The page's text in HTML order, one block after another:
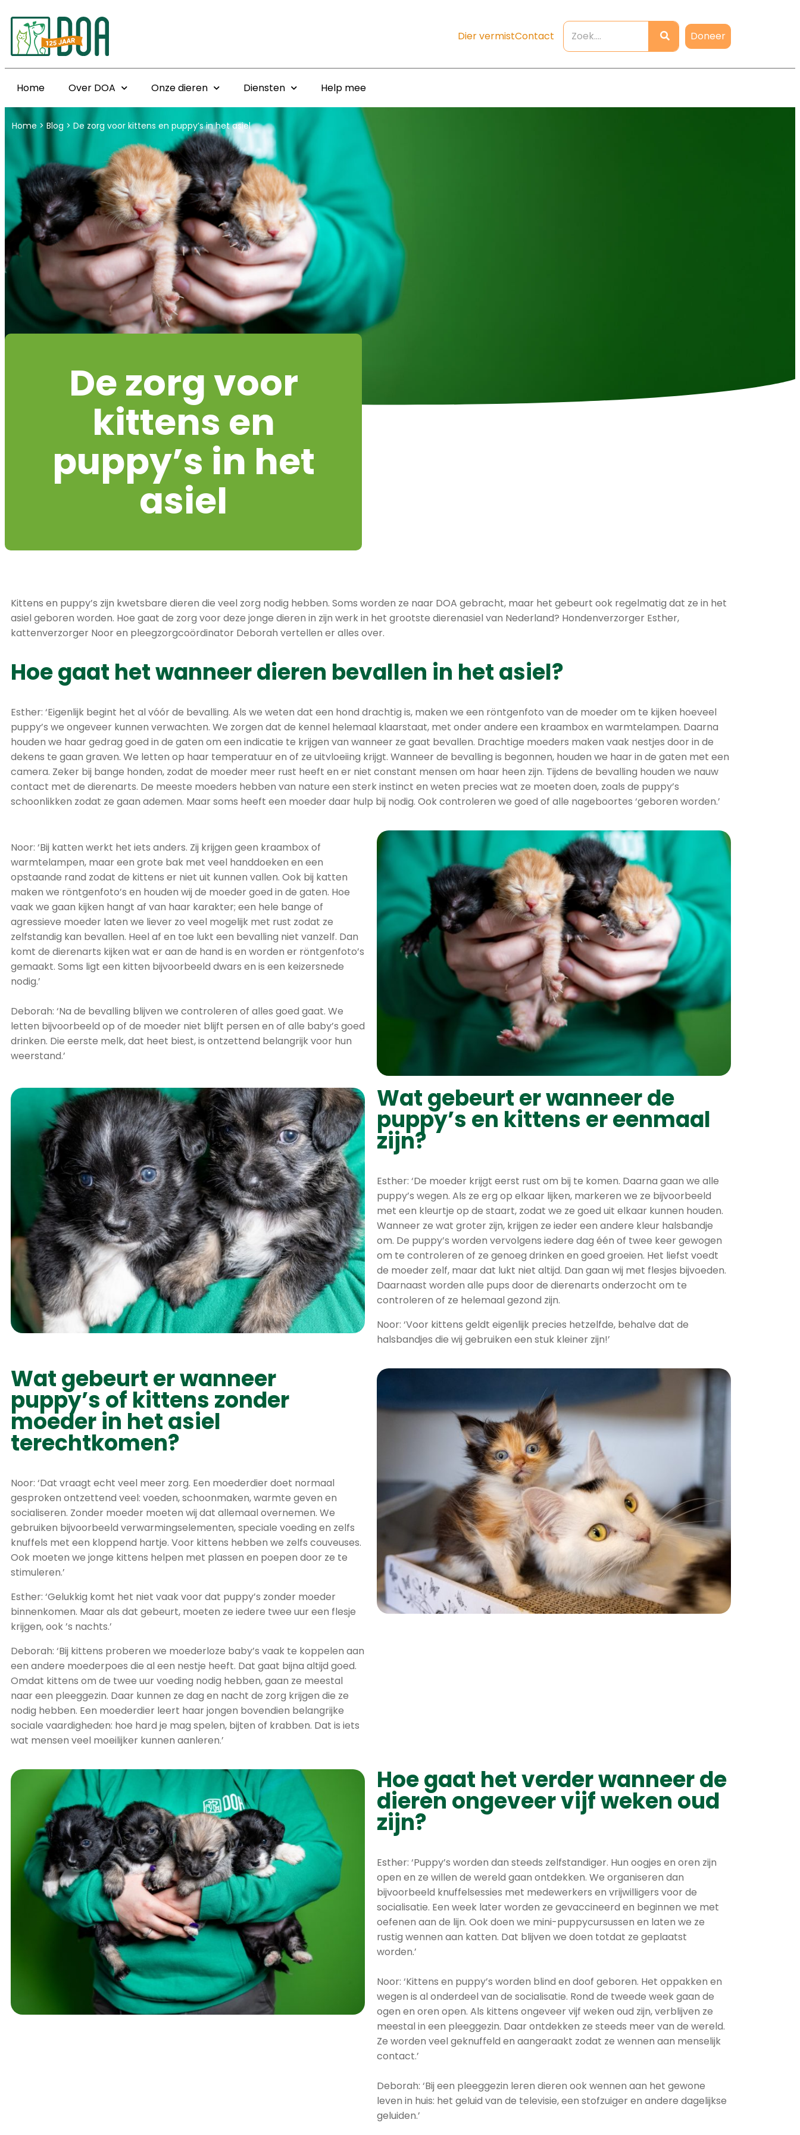
Dier vermistContact Doneer
Home Over DOA Onze dieren Diensten Help mee
Home > Blog > De zorg voor kittens en puppy’s in het asiel
De zorg voor
kittens en
puppy’s in het
asiel
Kittens en puppy’s zijn kwetsbare dieren die veel zorg nodig hebben. Soms worden ze naar DOA gebracht, maar het gebeurt ook regelmatig dat ze in het
asiel geboren worden. Hoe gaat de zorg voor deze jonge dieren in zijn werk in het grootste dierenasiel van Nederland? Hondenverzorger Esther,
kattenverzorger Noor en pleegzorgcoördinator Deborah vertellen er alles over.
Hoe gaat het wanneer dieren bevallen in het asiel?
Esther: ‘Eigenlijk begint het al vóór de bevalling. Als we weten dat een hond drachtig is, maken we een röntgenfoto van de moeder om te kijken hoeveel
puppy’s we ongeveer kunnen verwachten. We zorgen dat de kennel helemaal klaarstaat, met onder andere een kraambox en warmtelampen. Daarna
houden we haar gedrag goed in de gaten om een indicatie te krijgen van wanneer ze gaat bevallen. Drachtige moeders maken vaak nestjes door in de
dekens te gaan graven. We letten op haar temperatuur en of ze uitvloeiing krijgt. Wanneer de bevalling is begonnen, houden we haar in de gaten met een
camera. Zeker bij bange honden, zodat de moeder meer rust heeft en er niet constant mensen om haar heen zijn. Tijdens de bevalling houden we nauw
contact met de dierenarts. De meeste moeders hebben van nature een sterk instinct en weten precies wat ze moeten doen, zoals de puppy’s
schoonlikken zodat ze gaan ademen. Maar soms heeft een moeder daar hulp bij nodig. Ook controleren we goed of alle nageboortes ‘geboren worden.’
Noor: ‘Bij katten werkt het iets anders. Zij krijgen geen kraambox of
warmtelampen, maar een grote bak met veel handdoeken en een
opstaande rand zodat de kittens er niet uit kunnen vallen. Ook bij katten
maken we röntgenfoto’s en houden wij de moeder goed in de gaten. Hoe
vaak we gaan kijken hangt af van haar karakter; een hele bange of
agressieve moeder laten we liever zo veel mogelijk met rust zodat ze
zelfstandig kan bevallen. Heel af en toe lukt een bevalling niet vanzelf. Dan
komt de dierenarts kijken wat er aan de hand is en worden er röntgenfoto’s
gemaakt. Soms ligt een kitten bijvoorbeeld dwars en is een keizersnede
nodig.’
Deborah: ‘Na de bevalling blijven we controleren of alles goed gaat. We
letten bijvoorbeeld op of de moeder niet blijft persen en of alle baby’s goed
drinken. Die eerste melk, dat heet biest, is ontzettend belangrijk voor hun
weerstand.’
Wat gebeurt er wanneer de
puppy’s en kittens er eenmaal
zijn?
Esther: ‘De moeder krijgt eerst rust om bij te komen. Daarna gaan we alle
puppy’s wegen. Als ze erg op elkaar lijken, markeren we ze bijvoorbeeld
met een kleurtje op de staart, zodat we ze goed uit elkaar kunnen houden.
Wanneer ze wat groter zijn, krijgen ze ieder een andere kleur halsbandje
om. De puppy’s worden vervolgens iedere dag één of twee keer gewogen
om te controleren of ze genoeg drinken en goed groeien. Het liefst voedt
de moeder zelf, maar dat lukt niet altijd. Dan gaan wij met flesjes bijvoeden.
Daarnaast worden alle pups door de dierenarts onderzocht om te
controleren of ze helemaal gezond zijn.
Noor: ‘Voor kittens geldt eigenlijk precies hetzelfde, behalve dat de
halsbandjes die wij gebruiken een stuk kleiner zijn!’
Wat gebeurt er wanneer
puppy’s of kittens zonder
moeder in het asiel
terechtkomen?
Noor: ‘Dat vraagt echt veel meer zorg. Een moederdier doet normaal
gesproken ontzettend veel: voeden, schoonmaken, warmte geven en
socialiseren. Zonder moeder moeten wij dat allemaal overnemen. We
gebruiken bijvoorbeeld verwarmingselementen, speciale voeding en zelfs
knuffels met een kloppend hartje. Voor kittens hebben we zelfs couveuses.
Ook moeten we jonge kittens helpen met plassen en poepen door ze te
stimuleren.’
Esther: ‘Gelukkig komt het niet vaak voor dat puppy’s zonder moeder
binnenkomen. Maar als dat gebeurt, moeten ze iedere twee uur een flesje
krijgen, ook ’s nachts.’
Deborah: ‘Bij kittens proberen we moederloze baby’s vaak te koppelen aan
een andere moederpoes die al een nestje heeft. Dat gaat bijna altijd goed.
Omdat kittens om de twee uur voeding nodig hebben, gaan ze meestal
naar een pleeggezin. Daar kunnen ze dag en nacht de zorg krijgen die ze
nodig hebben. Een moederdier leert haar jongen bovendien belangrijke
sociale vaardigheden: hoe hard je mag spelen, bijten of krabben. Dat is iets
wat mensen veel moeilijker kunnen aanleren.’
Hoe gaat het verder wanneer de
dieren ongeveer vijf weken oud
zijn?
Esther: ‘Puppy’s worden dan steeds zelfstandiger. Hun oogjes en oren zijn
open en ze willen de wereld gaan ontdekken. We organiseren dan
bijvoorbeeld knuffelsessies met medewerkers en vrijwilligers voor de
socialisatie. Een week later worden ze gevaccineerd en beginnen we met
oefenen aan de lijn. Ook doen we mini-puppycursussen en laten we ze
rustig wennen aan katten. Dat blijven we doen totdat ze geplaatst
worden.’
Noor: ‘Kittens en puppy’s worden blind en doof geboren. Het oppakken en
wegen is al onderdeel van de socialisatie. Rond de tweede week gaan de
ogen en oren open. Als kittens ongeveer vijf weken oud zijn, verblijven ze
meestal in een pleeggezin. Daar ontdekken ze steeds meer van de wereld.
Ze worden veel geknuffeld en aangeraakt zodat ze wennen aan menselijk
contact.’
Deborah: ‘Bij een pleeggezin leren dieren ook wennen aan het gewone
leven in huis: het geluid van de televisie, een stofzuiger en andere dagelijkse
geluiden.’